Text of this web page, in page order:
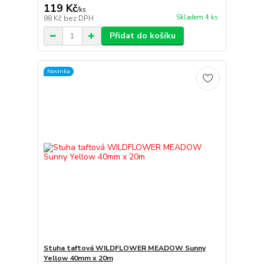
119 Kč/ks
98 Kč bez DPH Skladem 4 ks
Přidat do košíku
Novinka
Stuha taftová WILDFLOWER MEADOW Sunny
Yellow 40mm x 20m